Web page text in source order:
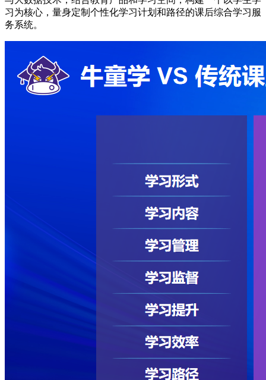
习为核心，量身定制个性化学习计划和路径的课后综合学习服
务系统。